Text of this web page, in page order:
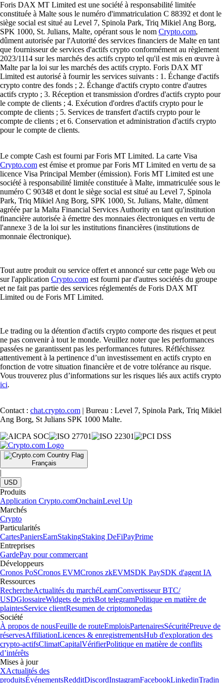
Foris DAX MT Limited est une société à responsabilité limitée
constituée à Malte sous le numéro d'immatriculation C 88392 et dont le
siège social est situé au Level 7, Spinola Park, Triq Mikiel Ang Borg,
SPK 1000, St. Julians, Malte, opérant sous le nom Crypto.com,
dûment autorisée par l'Autorité des services financiers de Malte en tant
que fournisseur de services d'actifs crypto conformément au règlement
2023/1114 sur les marchés des actifs crypto tel qu'il est mis en œuvre à
Malte par la loi sur les marchés des actifs crypto. Foris DAX MT
Limited est autorisé à fournir les services suivants : 1. Échange d'actifs
crypto contre des fonds ; 2. Échange d'actifs crypto contre d'autres
actifs crypto ; 3. Réception et transmission d'ordres d'actifs crypto pour
le compte de clients ; 4. Exécution d'ordres d'actifs crypto pour le
compte de clients ; 5. Services de transfert d'actifs crypto pour le
compte de clients ; et 6. Conservation et administration d'actifs crypto
pour le compte de clients.
Le compte Cash est fourni par Foris MT Limited. La carte Visa
Crypto.com est émise et promue par Foris MT Limited en vertu de sa
licence Visa Principal Member (émission). Foris MT Limited est une
société à responsabilité limitée constituée à Malte, immatriculée sous le
numéro C 90348 et dont le siège social est situé au Level 7, Spinola
Park, Triq Mikiel Ang Borg, SPK 1000, St. Julians, Malte, dûment
agréée par la Malta Financial Services Authority en tant qu'institution
financière autorisée à émettre des monnaies électroniques en vertu de
l'annexe 3 de la loi sur les institutions financières (institutions de
monnaie électronique).
Tout autre produit ou service offert et annoncé sur cette page Web ou
sur l'application Crypto.com est fourni par d'autres sociétés du groupe
et ne fait pas partie des services réglementés de Foris DAX MT
Limited ou de Foris MT Limited.
Le trading ou la détention d'actifs crypto comporte des risques et peut
ne pas convenir à tout le monde. Veuillez noter que les performances
passées ne garantissent pas les performances futures. Réfléchissez
attentivement à la pertinence d’un investissement en actifs crypto en
fonction de votre situation financière et de votre tolérance au risque.
Vous trouverez plus d’informations sur les risques liés aux actifs crypto
ici.
Contact : chat.crypto.com | Bureau : Level 7, Spinola Park, Triq Mikiel
Ang Borg, St Julians SPK 1000 Malte.
Français
|
USD
Produits
Application Crypto.comOnchainLevel Up
Marchés
Crypto
Particularités
CartesPaniersEarnStakingStaking DeFiPayPrime
Entreprises
GardePay pour commerçant
Développeurs
Cronos PoSCronos EVMCronos zkEVMSDK PaySDK d'agent IA
Ressources
RechercheActualités du marchéLearnConvertisseur BTC/
USDGlossaireWidgets de prixBot telegramPolitique en matière de
plaintesService clientResumen de criptomonedas
Société
À propos de nousFeuille de routeEmploisPartenairesSécuritéPreuve de
réservesAffiliationLicences & enregistrementsHub d'exploration des
crypto-actifsClimatCapitalVérifierPolitique en matière de conflits
d’intérêts
Mises à jour
XActualités des
produitsÉvénementsRedditDiscordInstagramFacebookLinkedinTradin